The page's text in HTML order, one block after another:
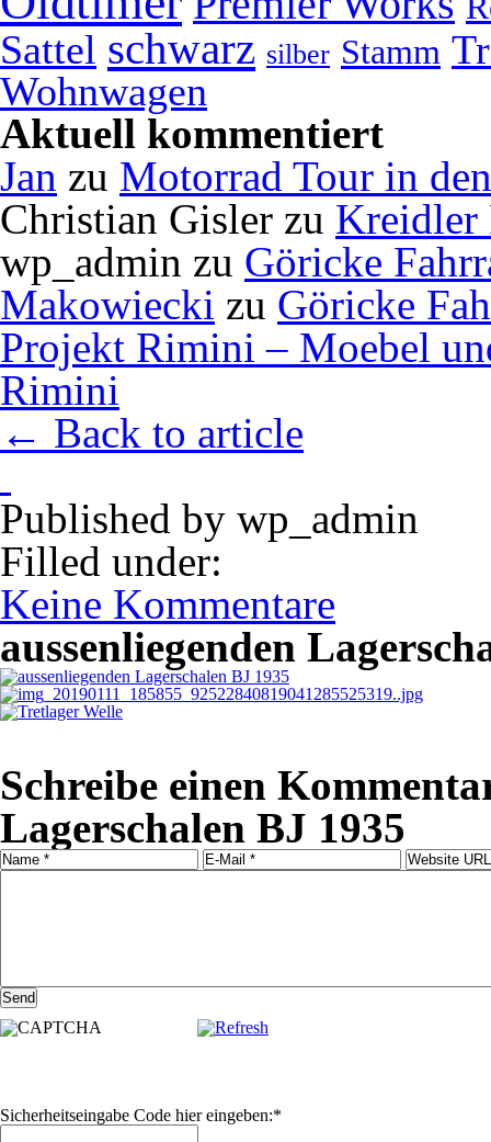
Sattel schwarz silber Stamm
Wohnwagen
Aktuell kommentiert
Jan zu Motorrad Tour in
Christian Gisler zu Kreidler
wp_admin zu Göricke
Makowiecki zu Göricke
Projekt Rimini – Moebel
Rimini
← Back to article
Published by wp_admin
Filled under:
Keine Kommentare
aussenliegenden
Schreibe einen
Lagerschalen BJ 1935
Sicherheitseingabe Code hier eingeben:*